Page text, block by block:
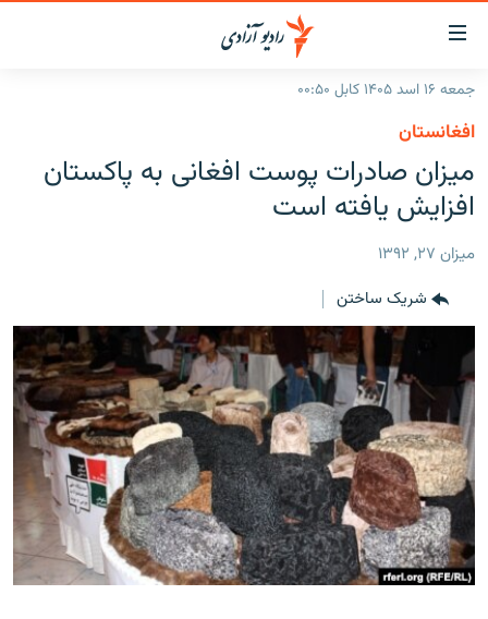
لینک‌های
قابل
دسترسی
به
متن
اصلی
بازگشت
منوی
مراجعه
صفحه
جستجو
گزارش‌ها
افغانستان
جهان
خبرها
مصاحبه‌ها
برنامه‌ها
مجموعه تصویری
ورزش
بحران مهاجرت
'کووید-۱۹'
تماس
صفحه پشتو
جمعه ۱۶ اسد ۱۴۰۵ کابل ۰۰:۵۰
افغانستان
میزان صادرات پوست افغانی به پاکستان
افزایش یافته است
ميزان ۲۷, ۱۳۹۲
شریک ساختن